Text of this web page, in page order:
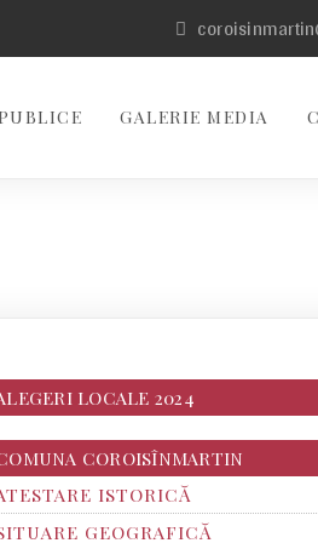
GALERIE MEDIA
LOCALE 2024
COROISÎNMARTIN
ISTORICĂ
GEOGRAFICĂ